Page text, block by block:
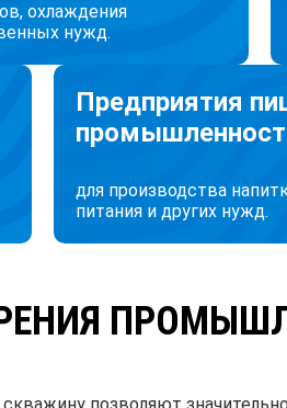
охлаждения
нужд.
Предприятия
для производства
питания и других нужд.